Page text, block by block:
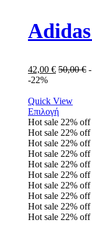
42,00 € 50,00€
-22%
Quick View
Επιλογή
Hot sale 22% off
Hot sale 22% off
Hot sale 22% off
Hot sale 22% off
Hot sale 22% off
Hot sale 22% off
Hot sale 22% off
Hot sale 22% off
Hot sale 22% off
Hot sale 22% off